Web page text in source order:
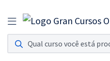
Assinatura Ilimitada 11
Acesso a todos os cursos. Teste grátis